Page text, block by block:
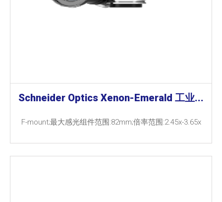
Schneider Optics Xenon-Emerald 工业...
F-mount;最大感光组件范围:82mm;倍率范围:2.45x-3.65x